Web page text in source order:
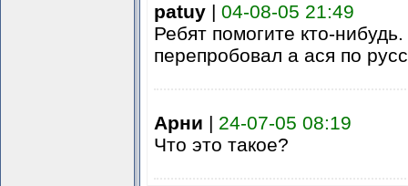
patuy| 04-08-05 21:49
Ребят помогите кто-нибудь.
перепробовал а ася по
Арни | 24-07-05 08:19
Что это такое?